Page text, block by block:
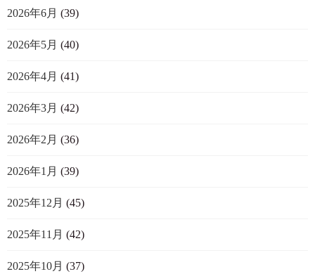
2026年6月 (39)
2026年5月 (40)
2026年4月 (41)
2026年3月 (42)
2026年2月 (36)
2026年1月 (39)
2025年12月 (45)
2025年11月 (42)
2025年10月 (37)